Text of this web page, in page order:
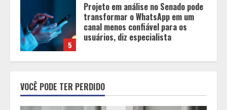
5
Projeto em análise no Senado pode
transformar o WhatsApp em um
canal menos confiável para os
usuários, diz especialista
o fim da amamentação: 6 dicas
para manter o aleitamento nessa
fase
VOCÊ PODE TER PERDIDO